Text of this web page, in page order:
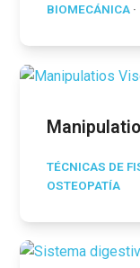
BIOMECÁNICA ·
TÉCNICAS DE
OSTEOPATÍA